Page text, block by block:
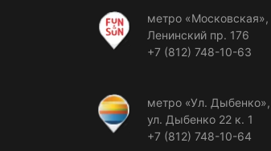
метро «Московская»,
Ленинский пр. 176
+7 (812) 748-10-63
метро «Ул. Дыбенко»,
ул. Дыбенко 22 к. 1
+7 (812) 748-10-64